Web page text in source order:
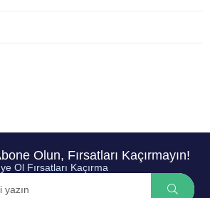
Olun, Fırsatları Kaçırmayın!
Ol Fırsatları Kaçırma